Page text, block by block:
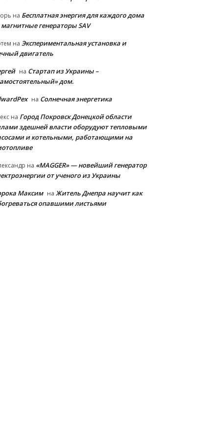
на Бесплатная энергия для каждого дома
генераторы SAV
на Экспериментальная установка и
двигатель
на Стартап из Украины –
дом.
на Солнечная энергетика
на Город Покровск Донецкой области
здешней власти оборудуют тепловыми
и котельными, работающими на
на «MAGGER» — новейший генератор
от ученого из Украины
Максим на Житель Днепра научит как
опавшими листьями